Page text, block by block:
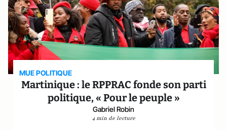
MUE POLITIQUE
Martinique : le RPPRAC fonde son parti
politique, « Pour le peuple »
Gabriel Robin
4 min de lecture